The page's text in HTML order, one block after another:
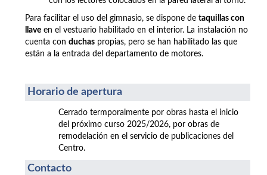
Para facilitar el uso del gimnasio, se dispone de taquillas con
llave en el vestuario habilitado en el interior. La instalación no
cuenta con duchas propias, pero se han habilitado las que
están a la entrada del departamento de motores.
Horario de apertura
Cerrado termporalmente por obras hasta el inicio
del próximo curso 2025/2026, por obras de
remodelación en el servicio de publicaciones del
Centro.
Contacto